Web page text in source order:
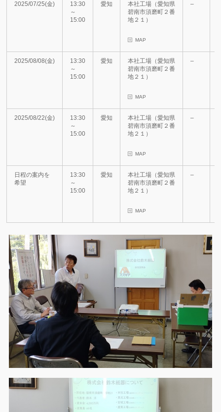
2025/07/25(金)
13:30
～
15:00
愛知
本社工場（愛知県
碧南市須磨町２番
地２１）
MAP
–
2025/08/08(金)
13:30
～
15:00
愛知
本社工場（愛知県
碧南市須磨町２番
地２１）
MAP
–
2025/08/22(金)
13:30
～
15:00
愛知
本社工場（愛知県
碧南市須磨町２番
地２１）
MAP
–
日程の案内を
希望
13:30
～
15:00
愛知
本社工場（愛知県
碧南市須磨町２番
地２１）
MAP
–